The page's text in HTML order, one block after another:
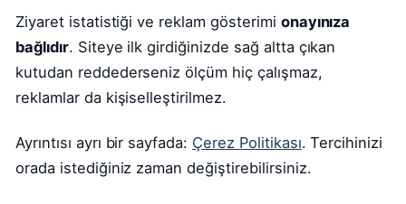
Ziyaret istatistiği ve reklam gösterimi onayınıza
bağlıdır. Siteye ilk girdiğinizde sağ altta çıkan
kutudan reddederseniz ölçüm hiç çalışmaz,
reklamlar da kişiselleştirilmez.
Ayrıntısı ayrı bir sayfada: Çerez Politikası. Tercihinizi
orada istediğiniz zaman değiştirebilirsiniz.